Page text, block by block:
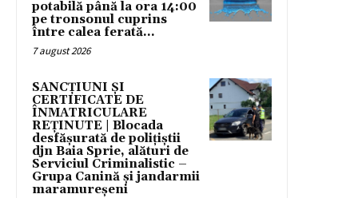
potabilă până la ora 14:00
pe tronsonul cuprins
între calea ferată...
7 august 2026
SANCȚIUNI ȘI
CERTIFICATE DE
ÎNMATRICULARE
REȚINUTE | Blocada
desfășurată de polițiștii
djn Baia Sprie, alături de
Serviciul Criminalistic –
Grupa Canină și jandarmii
maramureșeni